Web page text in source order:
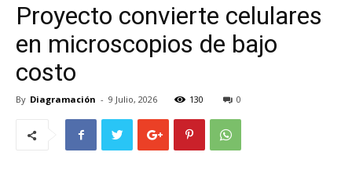
Proyecto convierte celulares
en microscopios de bajo
costo
By Diagramación - 9 Julio, 2026 130 0